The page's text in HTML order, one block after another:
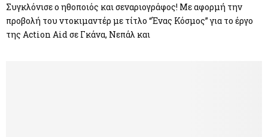
Συγκλόνισε ο ηθοποιός και σεναριογράφος! Με αφορμή την
προβολή του ντοκιμαντέρ με τίτλο “Ένας Κόσμος” για το έργο
της Action Aid σε Γκάνα, Νεπάλ και